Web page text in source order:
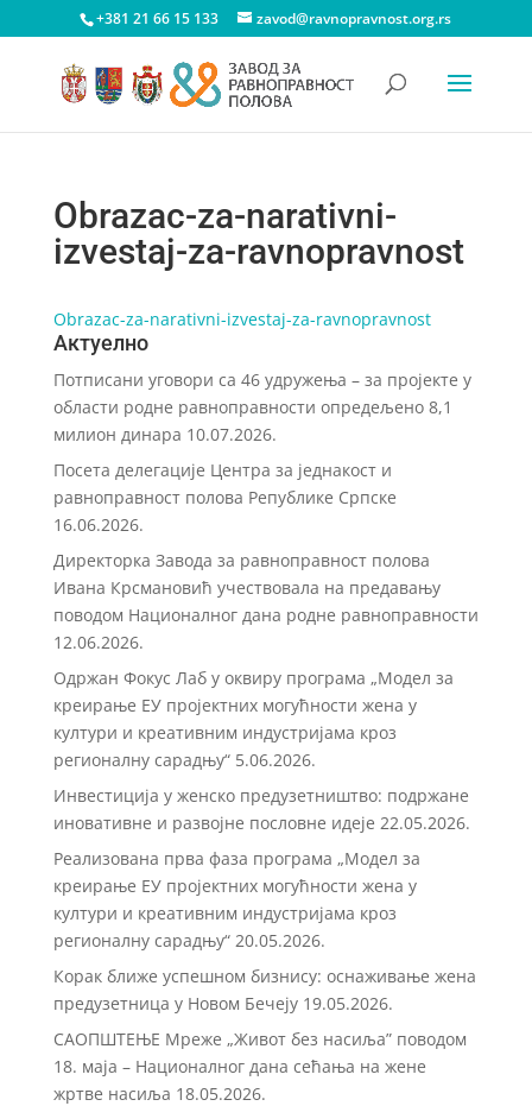
+381 21 66 15 133 zavod@ravnopravnost.org.rs
Obrazac-za-narativni-
izvestaj-za-ravnopravnost
Obrazac-za-narativni-izvestaj-za-ravnopravnost
Актуелно
Потписани уговори са 46 удружења – за пројекте у
области родне равноправности опредељено 8,1
милион динара 10.07.2026.
Посета делегације Центра за једнакост и
равноправност полова Републике Српске
16.06.2026.
Директорка Завода за равноправност полова
Ивана Крсмановић учествовала на предавању
поводом Националног дана родне равноправности
12.06.2026.
Одржан Фокус Лаб у оквиру програма „Модел за
креирање ЕУ пројектних могућности жена у
култури и креативним индустријама кроз
регионалну сарадњу“ 5.06.2026.
Инвестиција у женско предузетништво: подржане
иновативне и развојне пословне идеје 22.05.2026.
Реализована прва фаза програма „Модел за
креирање ЕУ пројектних могућности жена у
култури и креативним индустријама кроз
регионалну сарадњу“ 20.05.2026.
Корак ближе успешном бизнису: оснаживање жена
предузетница у Новом Бечеју 19.05.2026.
САОПШТЕЊЕ Мреже „Живот без насиља” поводом
18. маја – Националног дана сећања на жене
жртве насиља 18.05.2026.